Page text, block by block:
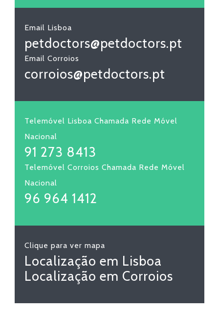
Email Lisboa
petdoctors@petdoctors.pt
Email Corroios
corroios@petdoctors.pt
Telemóvel Lisboa Chamada Rede Móvel
Nacional
91 273 8413
Telemóvel Corroios Chamada Rede Móvel
Nacional
96 964 1412
Clique para ver mapa
Localização em Lisboa
Localização em Corroios